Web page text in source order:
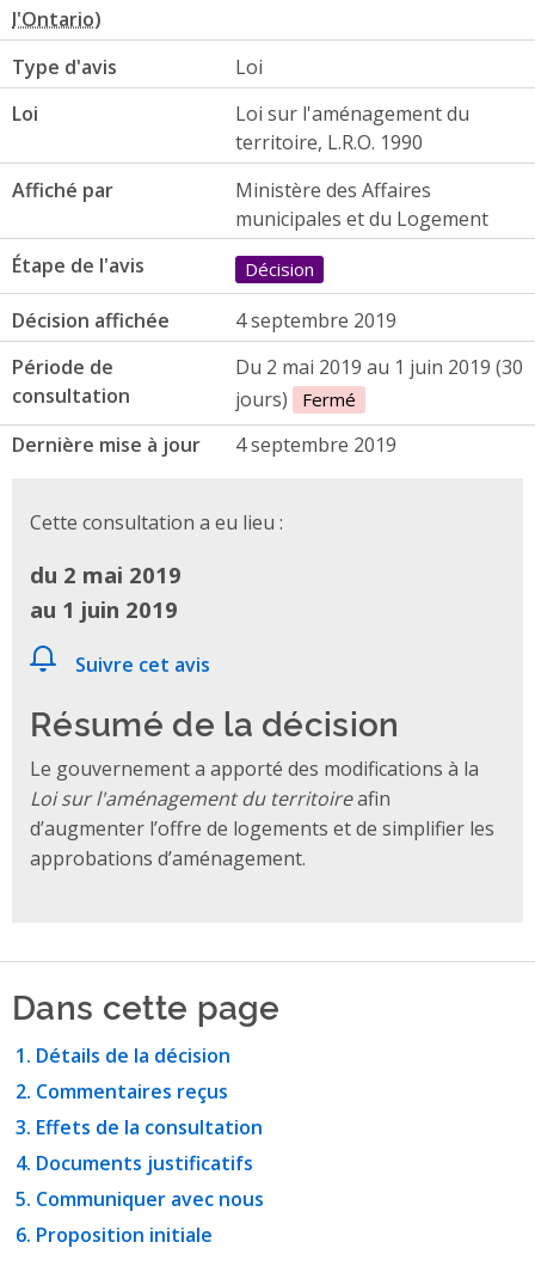
Type d'avis
Loi
Loi
Loi sur l'aménagement du
territoire, L.R.O. 1990
Affiché par
Ministère des Affaires
municipales et du Logement
Étape de l'avis
Décision
Décision affichée
4 septembre 2019
Période de
consultation
Du 2 mai 2019 au 1 juin 2019 (30
jours)
Fermé
Dernière mise à jour 4 septembre 2019
Cette consultation a eu lieu :
du 2 mai 2019
au 1 juin 2019
Suivre cet avis
Résumé de la décision
Le gouvernement a apporté des modifications à la
Loi sur l'aménagement du territoireafin
d’augmenter l’offre de logements et de simplifier les
approbations d’aménagement.
Dans cette page
Détails de la décision
Commentaires reçus
Effets de la consultation
Documents justificatifs
Communiquer avec nous
Proposition initiale